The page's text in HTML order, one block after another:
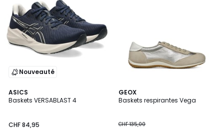
Nouveauté
ASICS
Baskets VERSABLAST 4
CHF 84,95
4,7
/ 5
GEOX
Baskets respirantes Vega
CHF 135,00
5
/